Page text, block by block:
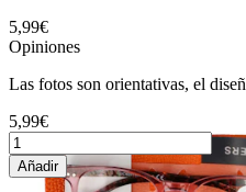
5,99€
Opiniones
Las fotos son orientativas, el
5,99€
Añadir